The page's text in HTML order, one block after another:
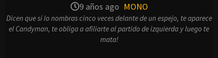
9 años ago MONO
Dicen que si lo nombras cinco veces delante de un espejo, te aparece
el Candyman, te obliga a afiliarte al partido de izquierda y luego te
mata!